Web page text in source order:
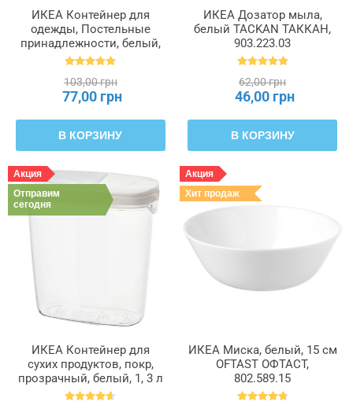
ИКЕА Контейнер для
одежды, Постельные
принадлежности, белый,
55 x 49 x 19 см PÄRKLA
103,00 грн
77,00 грн
В КОРЗИНУ
ИКЕА Дозатор мыла,
белый TACKAN ТАККАН,
903.223.03
62,00 грн
46,00 грн
В КОРЗИНУ
Акция
Отправим
сегодня
ИКЕА Контейнер для
сухих продуктов, покр,
прозрачный, белый, 1, 3 л
IKEA 365+, 800.667.23
Акция
Хит продаж
ИКЕА Миска, белый, 15 см
OFTAST ОФТАСТ,
802.589.15